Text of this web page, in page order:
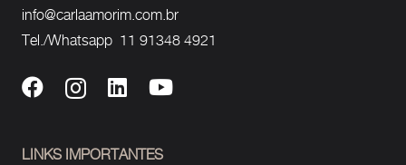
info@carlaamorim.com.br
Tel./Whatsapp 11 91348 4921
LINKS IMPORTANTES